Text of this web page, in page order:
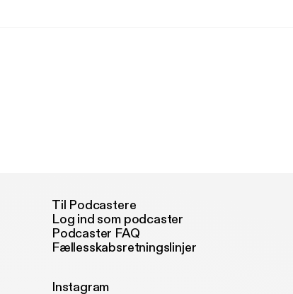
Til Podcastere
Log ind som podcaster
Podcaster FAQ
Fællesskabsretningslinjer
Instagram